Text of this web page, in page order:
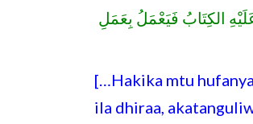
الكِتَابُ فَيَعْمَلُ بِعَمَلِ
[…Hakika mtu hufanya
ila dhiraa,